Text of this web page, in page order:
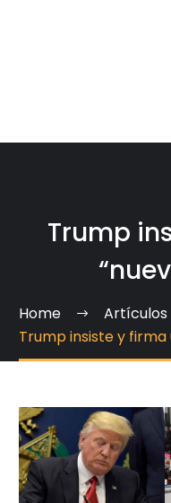
Trump
Home
Artículos
Trump insiste y firma